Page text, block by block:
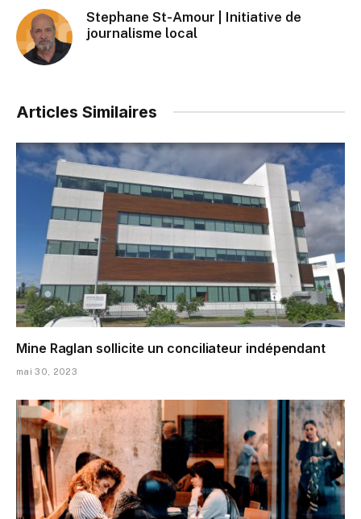
Stephane St-Amour | Initiative de
journalisme local
Articles Similaires
Mine Raglan sollicite un conciliateur indépendant
mai 30, 2023